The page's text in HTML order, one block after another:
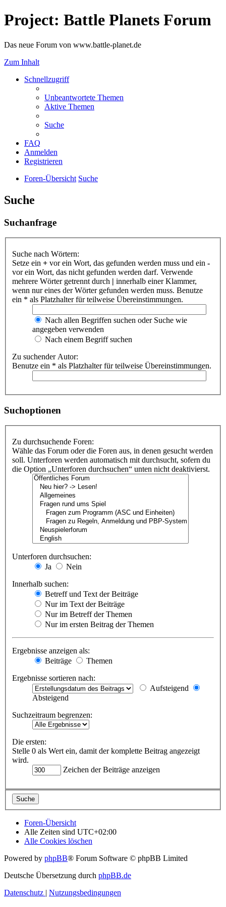
Project: Battle Planets Forum
Das neue Forum von www.battle-planet.de
Zum Inhalt
Schnellzugriff
Unbeantwortete Themen
Aktive Themen
Suche
FAQ
Anmelden
Registrieren
Foren-Übersicht Suche
Suche
Suchanfrage
Suche nach Wörtern:
Setze ein + vor ein Wort, das gefunden werden muss und ein -
vor ein Wort, das nicht gefunden werden darf. Verwende
mehrere Wörter getrennt durch | innerhalb einer Klammer,
wenn nur eines der Wörter gefunden werden muss. Benutze
ein * als Platzhalter für teilweise Übereinstimmungen.
Nach allen Begriffen suchen oder Suche wie
angegeben verwenden
Nach einem Begriff suchen
Zu suchender Autor:
Benutze ein * als Platzhalter für teilweise Übereinstimmungen.
Suchoptionen
Zu durchsuchende Foren:
Wähle das Forum oder die Foren aus, in denen gesucht werden
soll. Unterforen werden automatisch mit durchsucht, sofern du
die Option „Unterforen durchsuchen“ unten nicht deaktivierst.
Unterforen durchsuchen:
Ja
Nein
Innerhalb suchen:
Betreff und Text der Beiträge
Nur im Text der Beiträge
Nur im Betreff der Themen
Nur im ersten Beitrag der Themen
Ergebnisse anzeigen als:
Beiträge
Themen
Ergebnisse sortieren nach:
Aufsteigend
Absteigend
Suchzeitraum begrenzen:
Die ersten:
Stelle 0 als Wert ein, damit der komplette Beitrag angezeigt
wird.
Zeichen der Beiträge anzeigen
Foren-Übersicht
Alle Zeiten sind UTC+02:00
Alle Cookies löschen
Powered by phpBB® Forum Software © phpBB Limited
Deutsche Übersetzung durch phpBB.de
Datenschutz | Nutzungsbedingungen